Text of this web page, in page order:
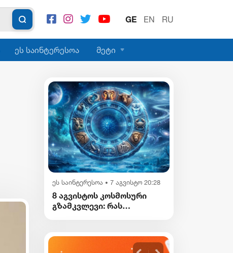
GE EN RU
ეს საინტერესოა მეტი
ეს საინტერესოა • 7 აგვისტო 20:28
8 აგვისტოს კოსმოსური
გზამკვლევი: რას